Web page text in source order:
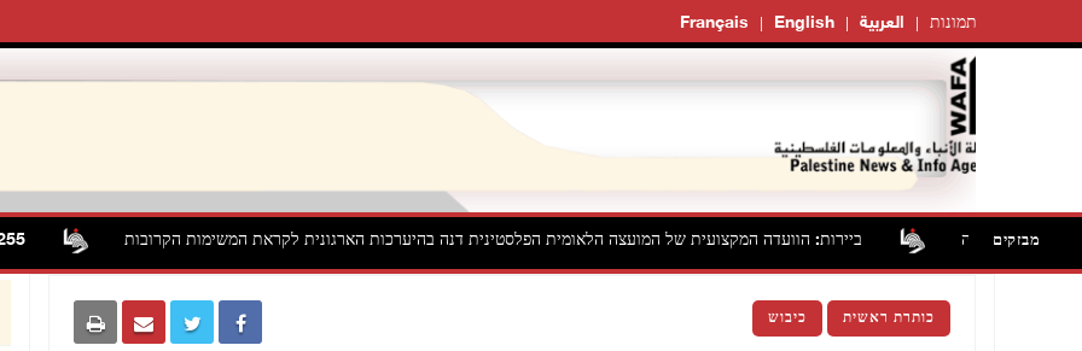
Français English العربية תמונות
מבזקים
בטייבה ביירות: הוועדה המקצועית של המועצה הלאומית הפלסטינית דנה בהיערכות הארגונית לקראת המשימות הקרובות 2,255 תקיפות של כוחות הכיבוש והמתנחלים בגדה המערבית במהלך יולי 2026
כותרת ראשית כיבוש